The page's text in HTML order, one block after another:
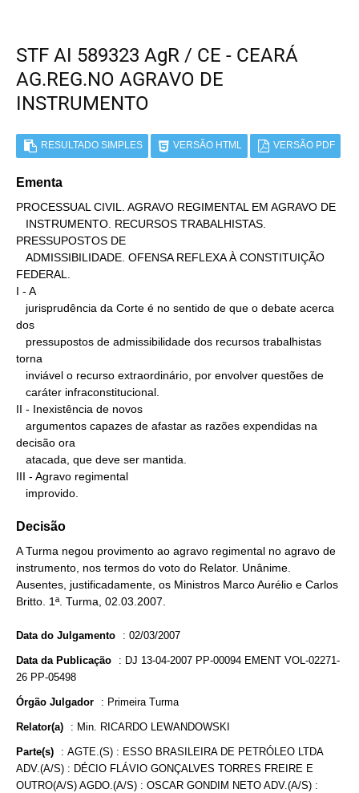
STF AI 589323 AgR / CE - CEARÁ
AG.REG.NO AGRAVO DE
INSTRUMENTO
RESULTADO SIMPLES VERSÃO HTML VERSÃO PDF
Ementa
PROCESSUAL CIVIL. AGRAVO REGIMENTAL EM AGRAVO DE
PRESSUPOSTOS DE
FEDERAL.
I - A
dos
torna
II - Inexistência de novos
decisão ora
III - Agravo regimental
   improvido.
Decisão
A Turma negou provimento ao agravo regimental no agravo de
instrumento, nos termos do voto do Relator. Unânime.
Ausentes, justificadamente, os Ministros Marco Aurélio e Carlos
Britto. 1ª. Turma, 02.03.2007.
Data do Julgamento : 02/03/2007
Data da Publicação : DJ 13-04-2007 PP-00094 EMENT VOL-02271-
26 PP-05498
Órgão Julgador : Primeira Turma
Relator(a) : Min. RICARDO LEWANDOWSKI
Parte(s) : AGTE.(S) : ESSO BRASILEIRA DE PETRÓLEO LTDA
ADV.(A/S) : DÉCIO FLÁVIO GONÇALVES TORRES FREIRE E
OUTRO(A/S) AGDO.(A/S) : OSCAR GONDIM NETO ADV.(A/S) :